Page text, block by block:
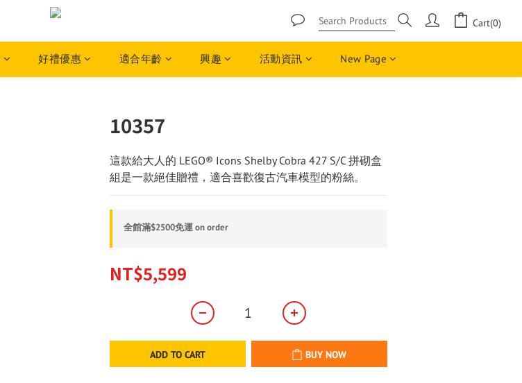
Cart(0)
好禮優惠 適合年齡 興趣 活動資訊 New Page
10357
這款給大人的 LEGO® Icons Shelby Cobra 427 S/C 拼砌盒
組是一款絕佳贈禮，適合喜歡復古汽車模型的粉絲。
全館滿$2500免運 on order
NT$5,599
ADD TO CART BUY NOW